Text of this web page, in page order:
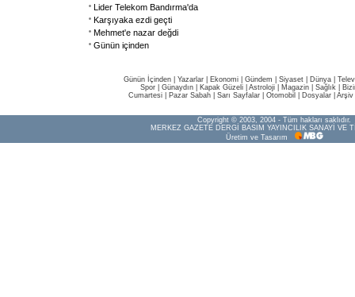
Lider Telekom Bandırma'da
Karşıyaka ezdi geçti
Mehmet'e nazar değdi
Günün içinden
Günün İçinden Yazarlar Ekonomi Gündem Siyaset Dünya |
Spor
Günaydın Kapak Güzeli Astroloji Magazin Sağlık
Cumartesi
Pazar Sabah Sarı Sayfalar Otomobil Dosyalar Arşiv
Copyright © 2003, 2004 - Tüm hakları saklıdır.
MERKEZ GAZETE DERGİ BASIM YAYINCILIK SANAYİ VE
Üretim ve Tasarım